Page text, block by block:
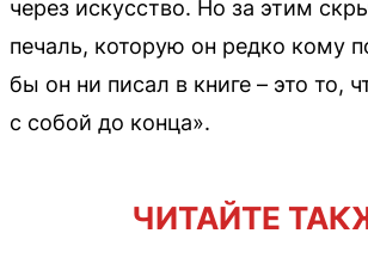
через искусство. Но за этим
печаль, которую он редко кому
бы он ни писал в книге – это то,
с собой до конца».
ЧИТАЙТЕ